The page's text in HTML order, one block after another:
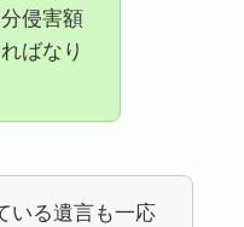
侵害額
ばなり
いる遺言も一応